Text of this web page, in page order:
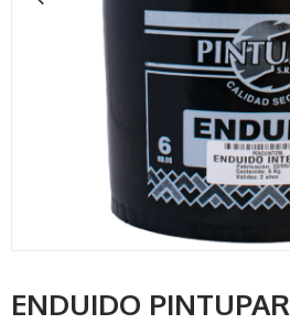
ENDUIDO PINTUPAR